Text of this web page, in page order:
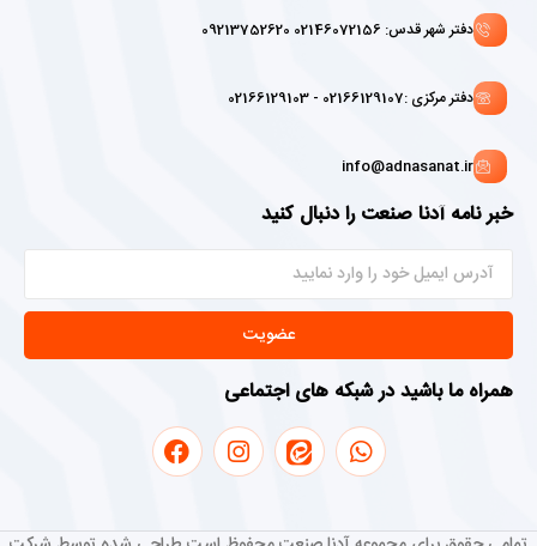
دفتر شهر قدس: 02146072156 09213752620
دفتر مرکزی :02166129107 - 02166129103
info@adnasanat.ir
خبر نامه آدنا صنعت را دنبال کنید
عضویت
همراه ما باشید در شبکه های اجتماعی